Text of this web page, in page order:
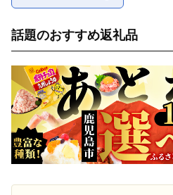
話題のおすすめ返礼品